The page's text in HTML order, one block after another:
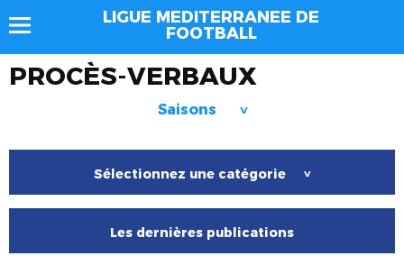
LIGUE MEDITERRANEE DE
FOOTBALL
PROCÈS-VERBAUX
Saisons >
Sélectionnez une catégorie >
Les dernières publications